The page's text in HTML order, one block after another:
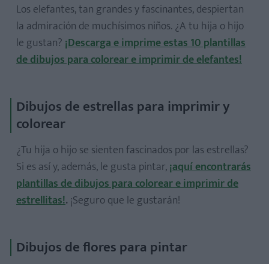
Los elefantes, tan grandes y fascinantes, despiertan
la admiración de muchísimos niños. ¿A tu hija o hijo
le gustan? ¡Descarga e imprime estas 10 plantillas
de dibujos para colorear e imprimir de elefantes!
Dibujos de estrellas para imprimir y
colorear
¿Tu hija o hijo se sienten fascinados por las estrellas?
Si es así y, además, le gusta pintar,¡aquí encontrarás
plantillas de dibujos para colorear e imprimir de
estrellitas!. ¡Seguro que le gustarán!
Dibujos de flores para pintar